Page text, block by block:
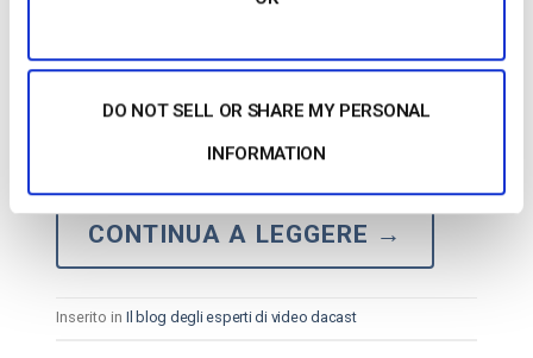
DO NOT SELL OR SHARE MY PERSONAL
INFORMATION
…sono i vantaggi delle piattaforme divideo
marketing? Come funziona ilvideomarketing?
videomarketing Il ruolo
dell’intelligenza artificiale…
CONTINUA A LEGGERE →
Inserito in Il blog degli esperti di video dacast